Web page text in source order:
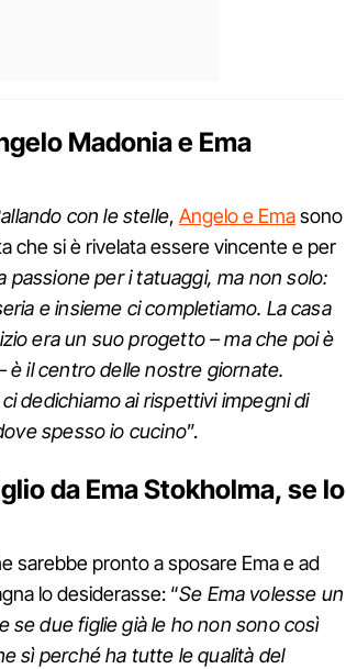
Madonia e Ema
con le stelle, Angelo e Emasono
che si è rivelata essere vincente e per
passione per i tatuaggi, ma non solo:
e insieme ci completiamo. La casa
era un suo progetto – ma che poi è
il centro delle nostre giornate.
dedichiamo ai rispettivi impegni di
spesso io cucino”.
da Ema Stokholma, se lo
sarebbe pronto a sposare Ema e ad
lo desiderasse: “Se Ema volesse un
se due figlie già le ho non sono così
sì perché ha tutte le qualità del